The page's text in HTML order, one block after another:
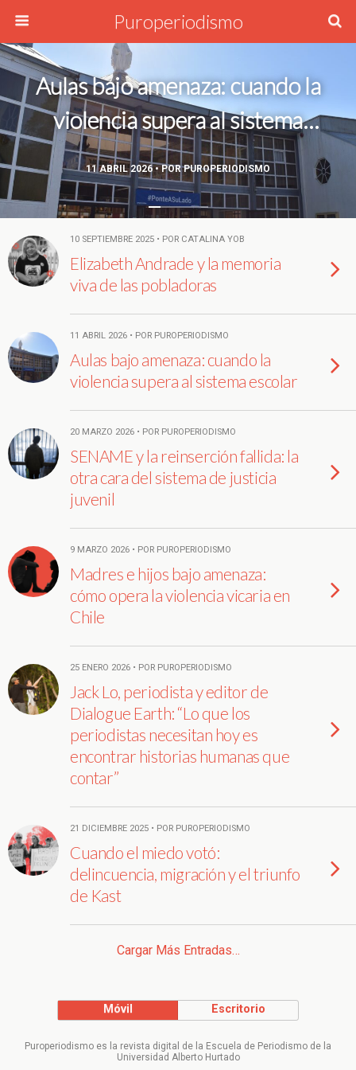
Puroperiodismo
11 ABRIL 2026 • POR PUROPERIODISMO
Aulas bajo amenaza: cuando la
violencia supera al sistema
escolar
10 SEPTIEMBRE 2025 • POR CATALINA YOB
Elizabeth Andrade y la memoria
viva de las pobladoras
11 ABRIL 2026 • POR PUROPERIODISMO
Aulas bajo amenaza: cuando la
violencia supera al sistema escolar
20 MARZO 2026 • POR PUROPERIODISMO
SENAME y la reinserción fallida: la
otra cara del sistema de justicia
juvenil
9 MARZO 2026 • POR PUROPERIODISMO
Madres e hijos bajo amenaza:
cómo opera la violencia vicaria en
Chile
25 ENERO 2026 • POR PUROPERIODISMO
Jack Lo, periodista y editor de
Dialogue Earth: “Lo que los
periodistas necesitan hoy es
encontrar historias humanas que
contar”
21 DICIEMBRE 2025 • POR PUROPERIODISMO
Cuando el miedo votó:
delincuencia, migración y el triunfo
de Kast
Cargar Más Entradas…
Móvil Escritorio
Puroperiodismo es la revista digital de la Escuela de Periodismo de la
Universidad Alberto Hurtado